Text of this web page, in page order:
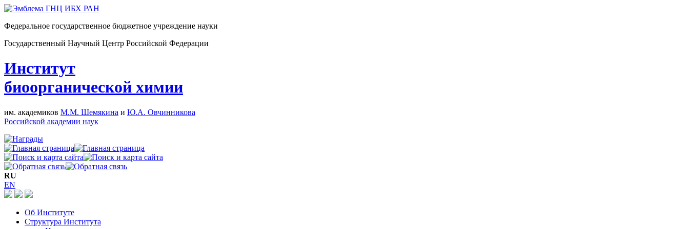
Федеральное государственное бюджетное учреждение науки
Государственный Научный Центр Российской Федерации
Институт
биоорганической химии
им. академиков М.М. Шемякина и Ю.А. Овчинникова
Российской академии наук
RU
EN
Об Институте
Структура Института